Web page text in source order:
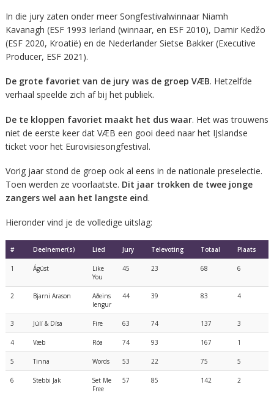
In die jury zaten onder meer Songfestivalwinnaar Niamh
Kavanagh (ESF 1993 Ierland (winnaar, en ESF 2010), Damir Kedžo
(ESF 2020, Kroatië) en de Nederlander Sietse Bakker (Executive
Producer, ESF 2021).
De grote favoriet van de jury was de groep VÆB. Hetzelfde
verhaal speelde zich af bij het publiek.
De te kloppen favoriet maakt het dus waar. Het was trouwens
niet de eerste keer dat VÆB een gooi deed naar het IJslandse
ticket voor het Eurovisiesongfestival.
Vorig jaar stond de groep ook al eens in de nationale preselectie.
Toen werden ze voorlaatste. Dit jaar trokken de twee jonge
zangers wel aan het langste eind.
Hieronder vind je de volledige uitslag:
# Deelnemer(s) Lied Jury Televoting Totaal Plaats
1 Ágúst
Like
You
45 23 68 6
2 Bjarni Arason
Aðeins
lengur
44 39 83 4
3 Júlí & Dísa Fire 63 74 137 3
4 Væb Róa 74 93 167 1
5 Tinna Words 53 22 75 5
6 Stebbi Jak
Set Me
Free
57 85 142 2